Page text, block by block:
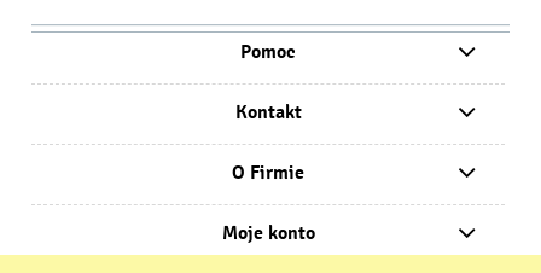
Pomoc
Kontakt
O Firmie
Moje konto